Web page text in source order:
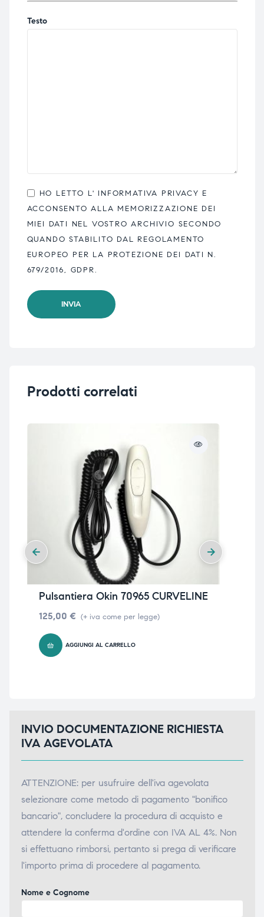
Testo
HO LETTO L' INFORMATIVA PRIVACY E
ACCONSENTO ALLA MEMORIZZAZIONE DEI
MIEI DATI NEL VOSTRO ARCHIVIO SECONDO
QUANDO STABILITO DAL REGOLAMENTO
EUROPEO PER LA PROTEZIONE DEI DATI N.
679/2016, GDPR.
Prodotti correlati
Pulsantiera Okin 70965 CURVELINE
125,00 € (+ iva come per legge)
AGGIUNGI AL CARRELLO
INVIO DOCUMENTAZIONE RICHIESTA
IVA AGEVOLATA
ATTENZIONE: per usufruire dell'iva agevolata
selezionare come metodo di pagamento "bonifico
bancario", concludere la procedura di acquisto e
attendere la conferma d'ordine con IVA AL 4%. Non
si effettuano rimborsi, pertanto si prega di verificare
l'importo prima di procedere al pagamento.
Nome e Cognome